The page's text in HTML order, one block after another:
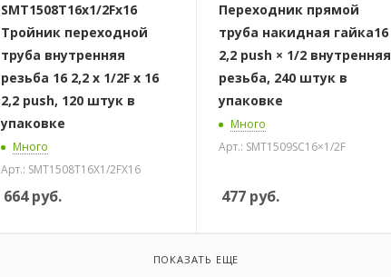
SMT1508T16х1/2Fх16
Тройник переходной
труба внутренняя
резьба 16 2,2 х 1/2F х 16
2,2 push, 120 штук в
упаковке
Много
Арт.: SMT1508T16X1/2FX16
664руб.
Переходник прямой
труба накидная гайка16
2,2 push × 1/2 внутренняя
резьба, 240 штук в
упаковке
Много
Арт.: SMT1509SC16×1/2F
477руб.
ПОКАЗАТЬ ЕЩЕ